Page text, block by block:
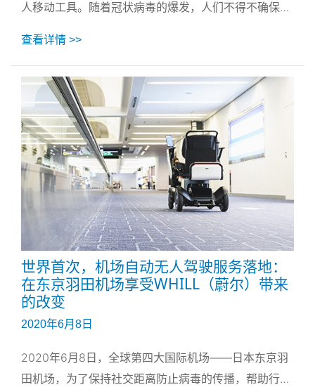
人移动工具。随着冠状病毒的爆发，人们不得不确保社
动力短缺的日本变得逐渐迫切。
查看详情 >>
世界首次，机场自动无人驾驶服务落地：
在东京羽田机场享受WHILL（蔚尔）带来
的改变
2020年6月8日
2020年6月8日，全球第四大国际机场——日本东京羽
田机场，为了保持社交距离防止病毒的传播，帮助行动